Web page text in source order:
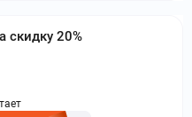
скидку 20%